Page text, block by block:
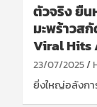
ตัวจริง ยืน
มะพร้าวส
Viral Hits
23/07/2025
ยิ่งใหญ่อลังกา